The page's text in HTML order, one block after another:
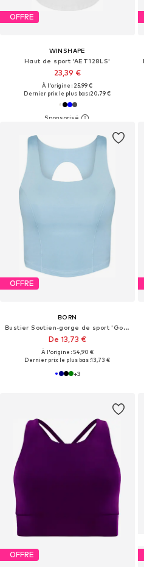
OFFRE
WINSHAPE
Haut de sport 'AET128LS'
23,39 €
À l'origine : 25,99 €
Dernier prix le plus bas :20,79 €
OFFRE
BORN
Bustier Soutien-gorge de sport 'Godo'
De 13,73 €
À l'origine : 54,90 €
Dernier prix le plus bas :13,73 €
+3
OFFRE